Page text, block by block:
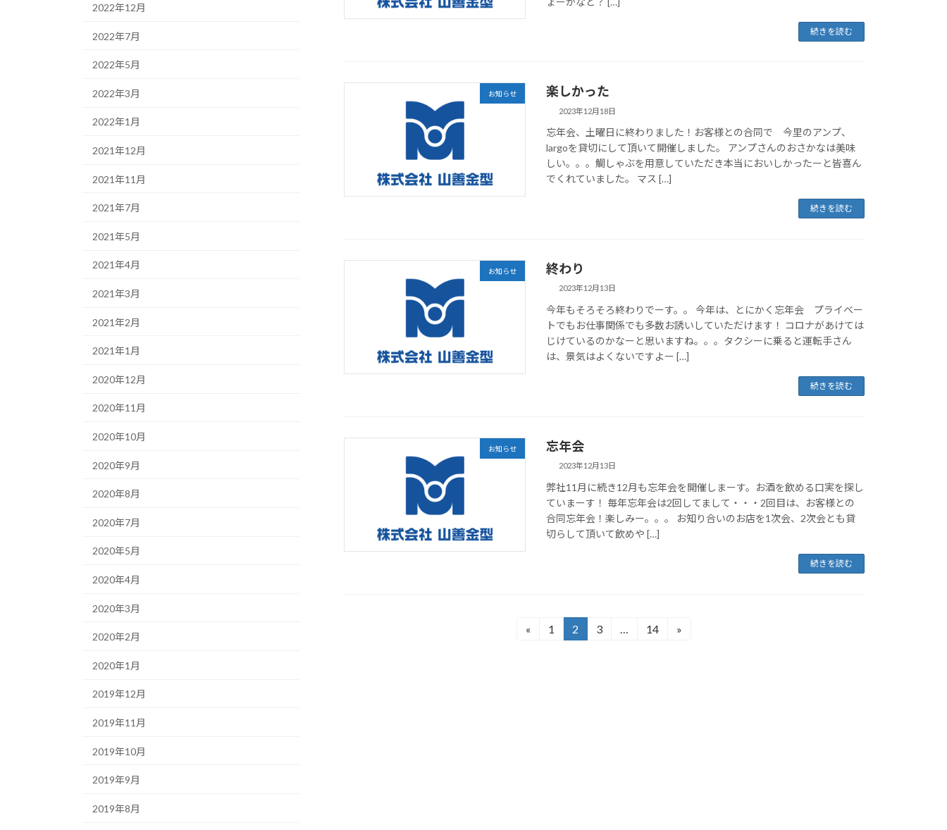
続きを読む
お知らせ 楽しかった
2023年12月18日
忘年会、土曜日に終わりました！お客様との合同で 今里のアンプ、
largoを貸切にして頂いて開催しました。 アンプさんのおさかなは美味
しい。。。鯛しゃぶを用意していただき本当においしかったーと皆喜ん
でくれていました。 マス […]
続きを読む
お知らせ 終わり
2023年12月13日
今年もそろそろ終わりでーす。。 今年は、とにかく忘年会 プライベー
トでもお仕事関係でも多数お誘いしていただけます！ コロナがあけては
じけているのかなーと思いますね。。。タクシーに乗ると運転手さん
は、景気はよくないですよー […]
続きを読む
お知らせ 忘年会
2023年12月13日
弊社11月に続き12月も忘年会を開催しまーす。お酒を飲める口実を探し
ていまーす！ 毎年忘年会は2回してまして・・・2回目は、お客様との
合同忘年会！楽しみー。。。 お知り合いのお店を1次会、2次会とも貸
切らして頂いて飲めや […]
続きを読む
«
固
1
固
2
固
3 …
固
14 »
2022年12月
2022年7月
2022年5月
2022年3月
2022年1月
2021年12月
2021年11月
2021年7月
2021年5月
2021年4月
2021年3月
2021年2月
2021年1月
2020年12月
2020年11月
2020年10月
2020年9月
2020年8月
2020年7月
2020年5月
2020年4月
2020年3月
2020年2月
2020年1月
2019年12月
2019年11月
2019年10月
2019年9月
2019年8月